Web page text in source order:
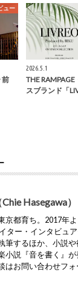
ュー
前
2026.5.1
THE
スブランド「
Hasegawa）
京都育ち。2017年よ
ター・インタビュ
筆するほか、小説
小説『音を書く』
はお問い合わせフ